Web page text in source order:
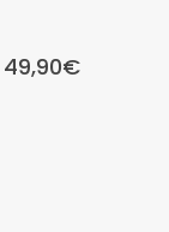
49,90€